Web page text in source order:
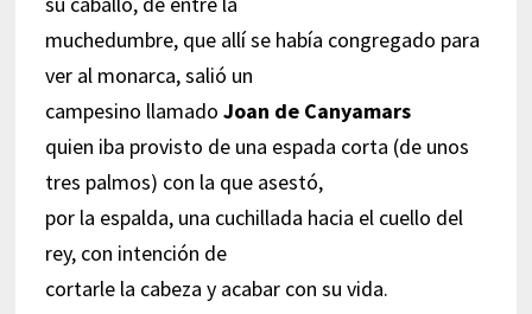
muchedumbre, que allí se había congregado para
ver al monarca, salió un
campesino llamado Joan de Canyamars
quien iba provisto de una espada corta (de unos
tres palmos) con la que asestó,
por la espalda, una cuchillada hacia el cuello del
rey, con intención de
cortarle la cabeza y acabar con su vida.